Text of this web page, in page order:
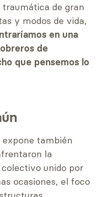
de gran
y modos de vida,
en una
de
que pensemos lo
también
la
unido por
ocasiones, el foco